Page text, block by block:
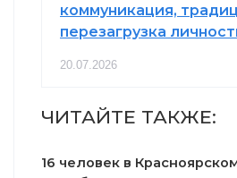
коммуникация,
перезагрузка
20.07.2026
ЧИТАЙТЕ ТАКЖЕ:
16 человек в